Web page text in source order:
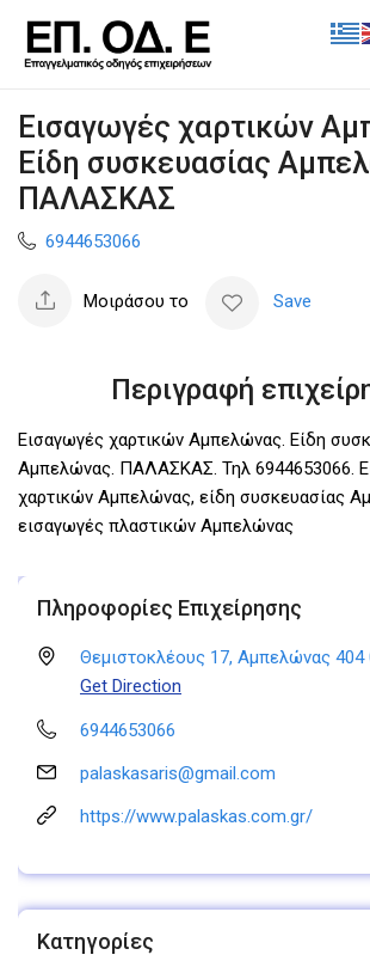
Εισαγωγές χαρτικών
Είδη συσκευασίας
ΠΑΛΑΣΚΑΣ
6944653066
Μοιράσου το Save
Περιγραφή
Εισαγωγές χαρτικών Αμπελώνας. Είδη
Αμπελώνας. ΠΑΛΑΣΚΑΣ. Τηλ 6944653066.
χαρτικών Αμπελώνας, είδη συσκευασίας
εισαγωγές πλαστικών Αμπελώνας
Πληροφορίες Επιχείρησης
Θεμιστοκλέους 17, Αμπελώνας 404
Get Direction
6944653066
palaskasaris@gmail.com
https://www.palaskas.com.gr/
Κατηγορίες